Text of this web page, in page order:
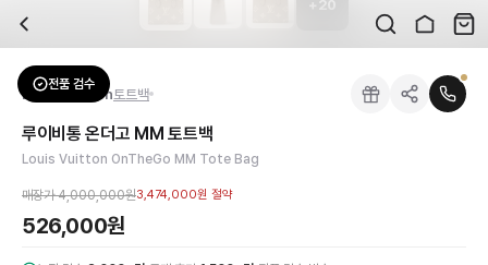
배송은 얼마나 걸리나요?
검수는 어떻게 진행되나요? 검수 사진을 받을 수 있나요?
전문 스태프가 실물 상품을 직접 확인한 후 검수 사진을 제공합니다. 가죽 재질,
교환이나 반품이 가능한가요?
수령 후 7일 이내 신청하시면 상품 하자, 사이즈 불일치, 고객 변심 모두 교환·반
네, 쿠폰과 적립금을 결제 시 함께 사용하실 수 있습니다. 적립금은 1,000원 이상
브랜드:
성별:여성
색상:그레이
가격:526,000원
루이비통 온더고 MM 토트 백 그레이는 일상에 럭셔리를 더하는 우아하고 실용적
루이비통 온더고 MM 토트백
20
전품 검수
Louis Vuitton 토트백
루이비통 온더고 MM 토트백
Louis Vuitton OnTheGo MM Tote Bag
매장가4,000,000원3,474,000원 절약
526,000원